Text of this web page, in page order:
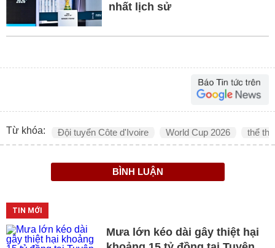
nhất lịch sử
Từ khóa: Đội tuyển Côte d'Ivoire World Cup 2026 thể
BÌNH LUẬN
TIN MỚI
Mưa lớn kéo dài gây thiệt hại